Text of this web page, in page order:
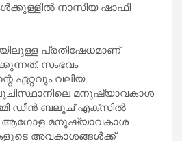
നാസിയ ഷാഫി
പ്രതിഷേധമാണ്
സംഭവം
ഏറ്റവും വലിയ
മനുഷ്യാവകാശ
ഡീന്‍ ബലൂച് എക്‌സില്‍
ആഗോള മനുഷ്യാവകാശ
അവകാശങ്ങള്‍ക്ക്